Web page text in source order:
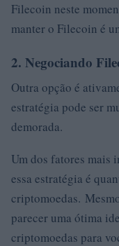
Filecoin neste
manter o Filecoin é
2. Negociando
Outra opção é
estratégia pode ser
demorada.
Um dos fatores mais
essa estratégia é
criptomoedas.
parecer uma ótima
criptomoedas para